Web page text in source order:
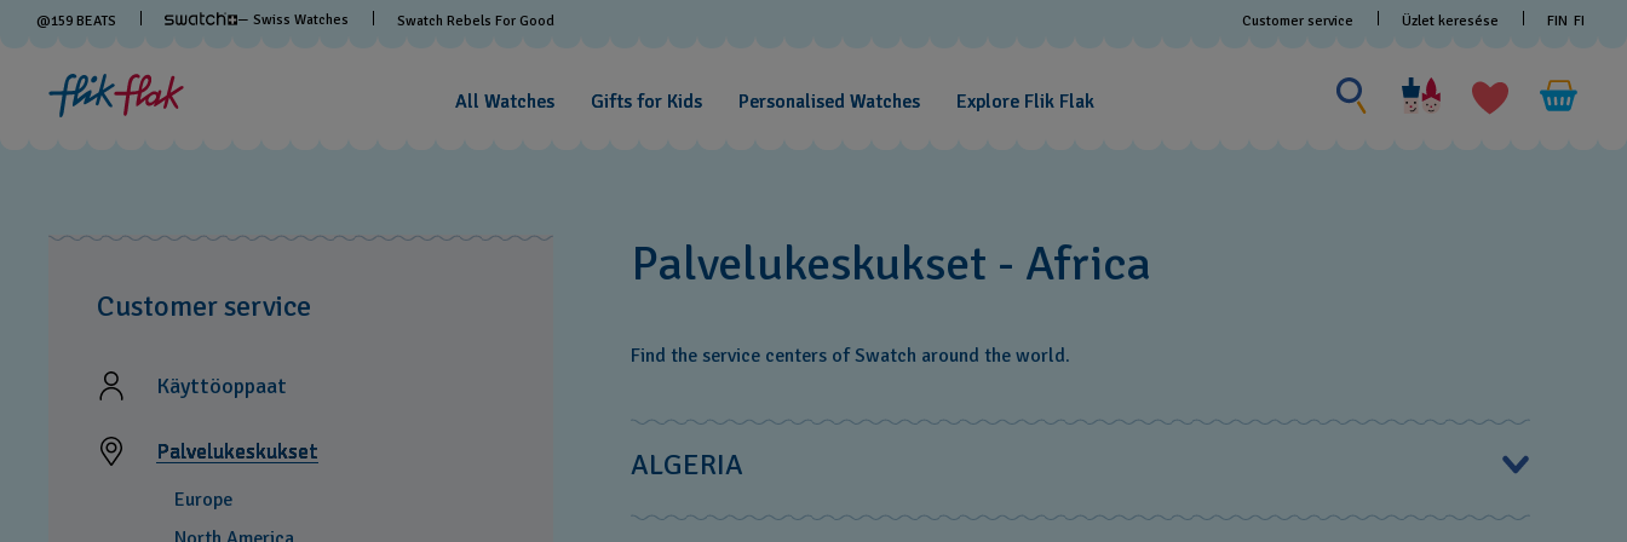
@159 BEATS — Swiss Watches Swatch Rebels For Good Customer service Üzlet keresése FIN FI
All Watches Gifts for Kids Personalised Watches Explore Flik Flak
Search
for
something
Customer service
Käyttöoppaat
Palvelukeskukset
Europe
Palvelukeskukset - Africa
Find the service centers of Swatch around the world.
ALGERIA